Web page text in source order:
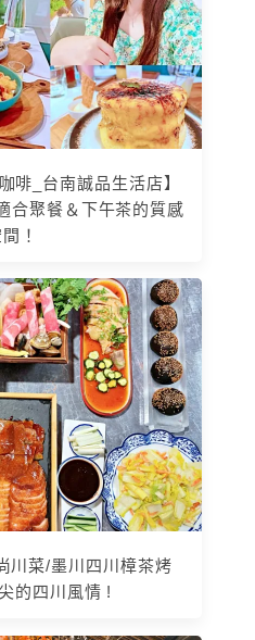
啡_台南誠品生活店】
合聚餐＆下午茶的質感
！
川菜/墨川四川樟茶烤
的四川風情 !